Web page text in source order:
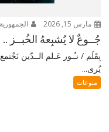
مارس 15, 2026 الجمهورية
جُــوعٌ لا يُشبِعهُ الخُبــز ..
بِقَلَم / نـُـور عَـلم الــدّين
يُرى...
منوعات